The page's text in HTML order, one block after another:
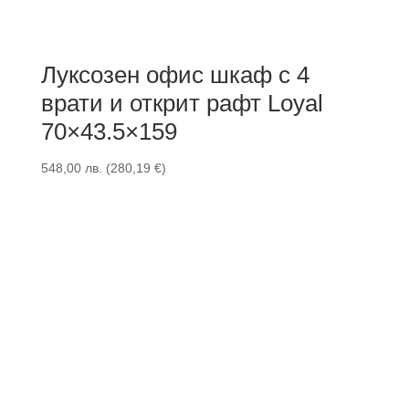
Луксозен офис шкаф с 4
врати и открит рафт Loyal
70×43.5×159
548,00 лв. (280,19 €)